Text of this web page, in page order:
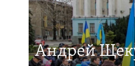
Андрей